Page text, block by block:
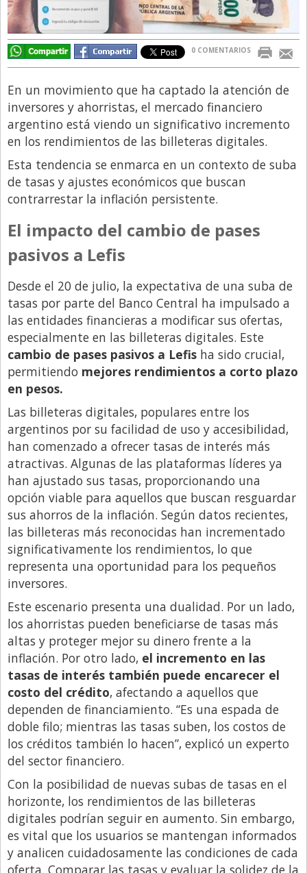
El Innovador
El Precio Que Yo Ví
Entrevista
Entrevista Exclusiva
Finanzas
Gastronomia
Internacionales
La Opinión del Director
Legales
Libro de Quejas
Medios
Millonarios
Minuto Lanzamiento
Negocios
Opinion
País
Política
Publicidad y Marketing
Real Estate y Propiedades
Responsabilidad Social
Salidas
Santa Fe
Show Business
Sociedad
Tecnología
Tendencias
Viajes
0 COMENTARIOS
En un movimiento que ha captado la atención de
inversores y ahorristas, el mercado financiero
argentino está viendo un significativo incremento
en los rendimientos de las billeteras digitales.
Esta tendencia se enmarca en un contexto de suba
de tasas y ajustes económicos que buscan
contrarrestar la inflación persistente.
El impacto del cambio de pases
pasivos a Lefis
Desde el 20 de julio, la expectativa de una suba de
tasas por parte del Banco Central ha impulsado a
las entidades financieras a modificar sus ofertas,
especialmente en las billeteras digitales. Este
cambio de pases pasivos a Lefis ha sido crucial,
permitiendo mejores rendimientos a corto plazo
en pesos.
Las billeteras digitales, populares entre los
argentinos por su facilidad de uso y accesibilidad,
han comenzado a ofrecer tasas de interés más
atractivas. Algunas de las plataformas líderes ya
han ajustado sus tasas, proporcionando una
opción viable para aquellos que buscan resguardar
sus ahorros de la inflación. Según datos recientes,
las billeteras más reconocidas han incrementado
significativamente los rendimientos, lo que
representa una oportunidad para los pequeños
inversores.
Este escenario presenta una dualidad. Por un lado,
los ahorristas pueden beneficiarse de tasas más
altas y proteger mejor su dinero frente a la
inflación. Por otro lado, el incremento en las
tasas de interés también puede encarecer el
costo del crédito, afectando a aquellos que
dependen de financiamiento. “Es una espada de
doble filo; mientras las tasas suben, los costos de
los créditos también lo hacen”, explicó un experto
del sector financiero.
Con la posibilidad de nuevas subas de tasas en el
horizonte, los rendimientos de las billeteras
digitales podrían seguir en aumento. Sin embargo,
es vital que los usuarios se mantengan informados
y analicen cuidadosamente las condiciones de cada
oferta. Comparar las tasas y evaluar la solidez de la